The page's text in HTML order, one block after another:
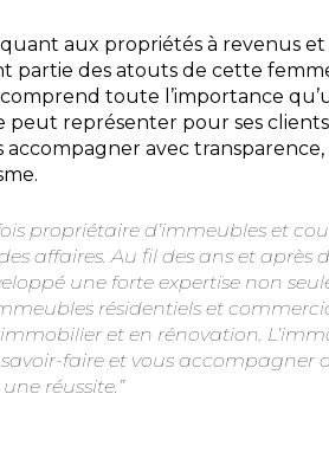
quant aux propriétés à revenus et
partie des atouts de cette
toute l’importance
peut représenter pour ses
avec transparence,
propriétaire d’immeubles et
affaires. Au fil des ans et après
une forte expertise non
résidentiels et
et en rénovation.
faire et vous accompagner
réussite.”